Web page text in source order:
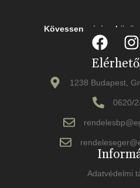
Kövessen minket
1238 Budapest,
0620/
Adatvédelmi